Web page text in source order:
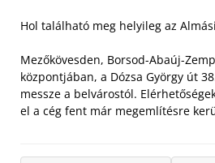
Hol található meg helyileg az
Mezőkövesden, Borsod-Abaúj-
központjában, a Dózsa György út
messze a belvárostól.
el a cég fent már megemlítésre